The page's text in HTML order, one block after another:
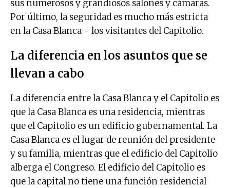
sus numerosos y grandiosos salones y cámaras.
Por último, la seguridad es mucho más estricta
en la Casa Blanca - los visitantes del Capitolio.
La diferencia en los asuntos que se
llevan a cabo
La diferencia entre la Casa Blanca y el Capitolio es
que la Casa Blanca es una residencia, mientras
que el Capitolio es un edificio gubernamental. La
Casa Blanca es el lugar de reunión del presidente
y su familia, mientras que el edificio del Capitolio
alberga el Congreso. El edificio del Capitolio es
que la capital no tiene una función residencial